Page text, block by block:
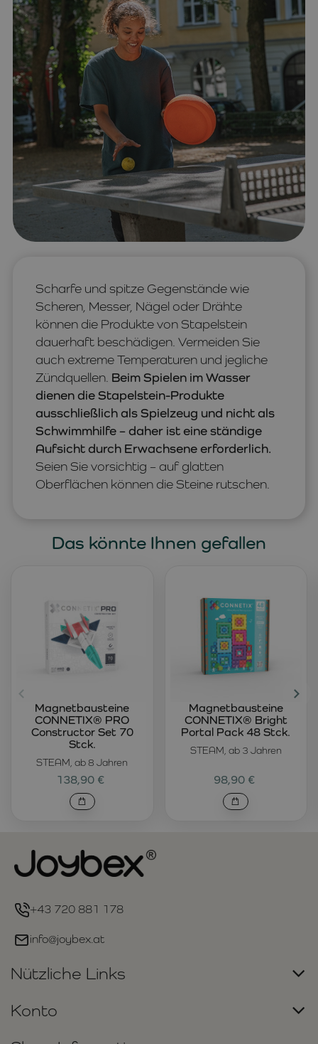
Scharfe und spitze Gegenstände wie
Scheren, Messer, Nägel oder Drähte
können die Produkte von Stapelstein
dauerhaft beschädigen. Vermeiden Sie
auch extreme Temperaturen und jegliche
Zündquellen. Beim Spielen im Wasser
dienen die Stapelstein-Produkte
ausschließlich als Spielzeug und nicht als
Schwimmhilfe – daher ist eine ständige
Aufsicht durch Erwachsene erforderlich.
Seien Sie vorsichtig – auf glatten
Oberflächen können die Steine rutschen.
Das könnte Ihnen gefallen
STEAM, ab 8 Jahren
Magnetbausteine
CONNETIX® PRO
Constructor Set 70
Stck.
138,90 €
STEAM, ab 3 Jahren
Magnetbausteine
CONNETIX® Bright
Portal Pack 48 Stck.
98,90 €
+43 720 881 178
info@joybex.at
Nützliche Links
Konto